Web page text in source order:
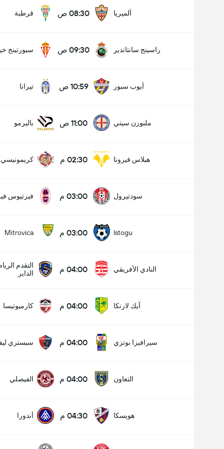
ألميريا 08:30 ص قرطبة
راسينج سانتاندير 09:30 ص سبورتينج
أيوب سبور 10:59 ص تيرانا
ملبورن سيتي 11:00 ص باليرمو
هيلاس فيرونا 02:30 م كريمونيسي
سودتيرول 03:00 م فيرتيوس
Istogu 03:00 م Mitrovica
النادي الأفريقي 04:00 م
التقدم
الداير
آيك لارنكا 04:00 م كارميوتيسا
سيرافيزا بوتزي 04:00 م سيستري
التعاون 04:00 م الفيصلي
هويسكا 04:30 م أندورا